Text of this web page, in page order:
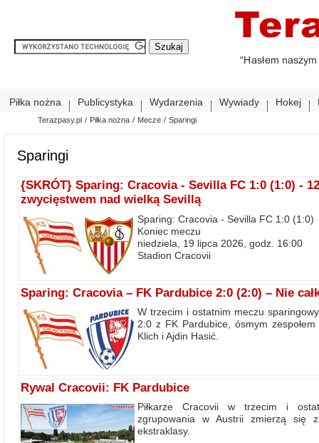
Piłka nożna Publicystyka Wydarzenia Wywiady Hokej
Terazpasy.pl / Piłka nożna / Mecze / Sparingi
Sparingi
{SKRÓT} Sparing: Cracovia - Sevilla FC 1:0 (1:0) -
zwycięstwem nad wielką Sevillą
Sparing: Cracovia - Sevilla FC 1:0
Koniec meczu
niedziela, 19 lipca 2026, godz. 16:00
Stadion Cracovii
Sparing: Cracovia – FK Pardubice 2:0 (2:0) – Nie
W trzecim i ostatnim meczu
2:0 z FK Pardubice, ósmym
Klich i Ajdin Hasić.
Rywal Cracovii: FK Pardubice
Piłkarze Cracovii w trzecim i
zgrupowania w Austrii zmierzą się
ekstraklasy.